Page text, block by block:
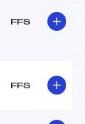
FFS
FFS